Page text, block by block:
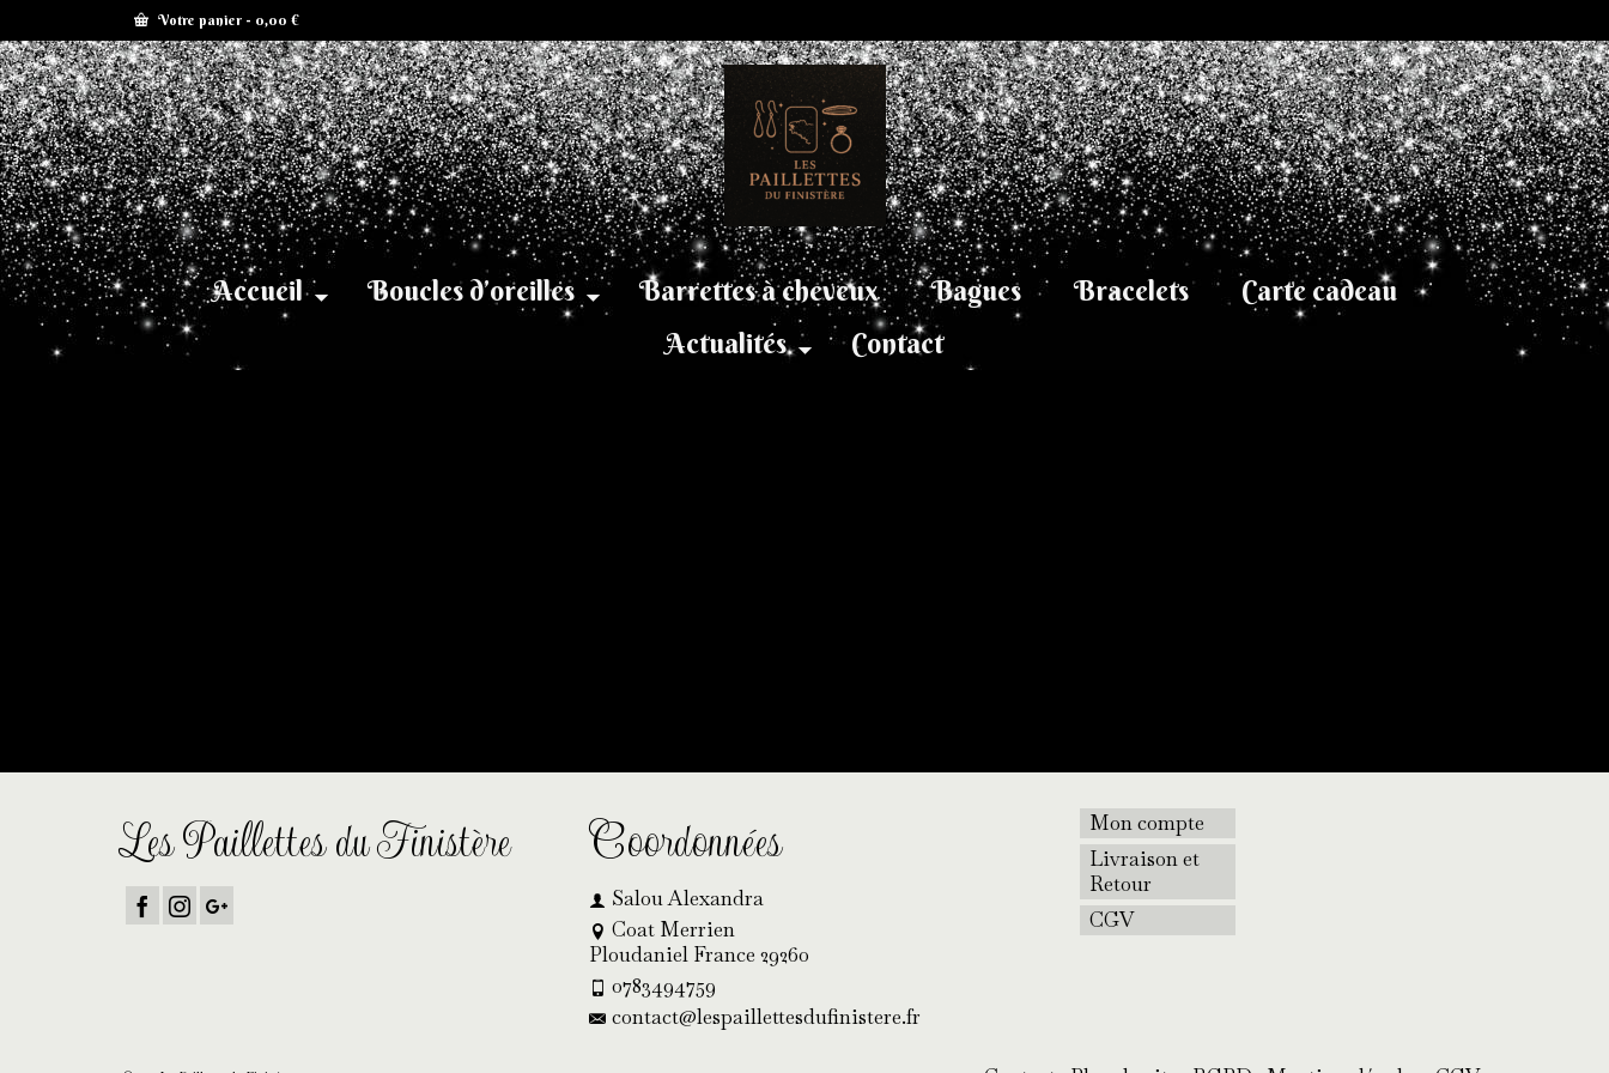
Votre panier - 0,00 €
Accueil Boucles d’oreilles Barrettes à cheveux Bagues Bracelets
Carte cadeau
Actualités
Contact
Les Paillettes du Finistère Coordonnées
Salou Alexandra
Coat Merrien
Ploudaniel France 29260
0783494759
contact@lespaillettesdufinistere.fr
Mon compte
Livraison et
Retour
CGV